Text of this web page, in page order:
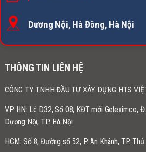
Dương Nội, Hà Đông, Hà Nội
THÔNG TIN LIÊN HỆ
CÔNG TY TNHH ĐẦU TƯ XÂY DỰNG HTS
VP HN: Lô D32, Số 08, KĐT mới Geleximco,
Dương Nội, TP. Hà Nội
HCM: Số 8, Đường số 52, P. An Khánh, TP.